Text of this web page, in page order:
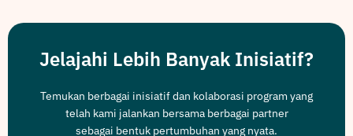
Jelajahi Lebih Banyak Inisiatif?
Temukan berbagai inisiatif dan kolaborasi program yang
telah kami jalankan bersama berbagai partner
sebagai bentuk pertumbuhan yang nyata.